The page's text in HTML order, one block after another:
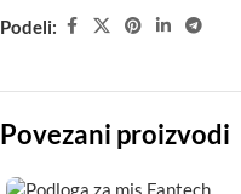
Podeli:
Povezani proizvodi